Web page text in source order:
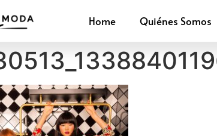
Home Quiénes Somos